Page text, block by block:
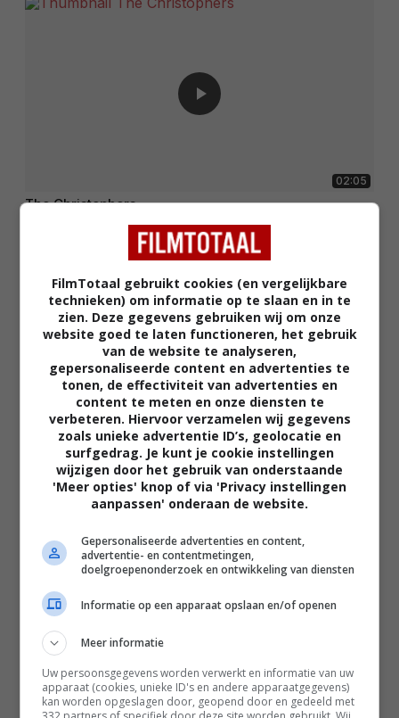
02:05
The Christophers
02:40
The Uprising
FilmTotaal gebruikt cookies (en vergelijkbare
technieken) om informatie op te slaan en in te
zien. Deze gegevens gebruiken wij om onze
website goed te laten functioneren, het gebruik
van de website te analyseren,
gepersonaliseerde content en advertenties te
tonen, de effectiviteit van advertenties en
content te meten en onze diensten te
verbeteren. Hiervoor verzamelen wij gegevens
zoals unieke advertentie ID’s, geolocatie en
surfgedrag. Je kunt je cookie instellingen
wijzigen door het gebruik van onderstaande
'Meer opties' knop of via 'Privacy instellingen
aanpassen' onderaan de website.
Gepersonaliseerde advertenties en content,
advertentie- en contentmetingen,
doelgroepenonderzoek en ontwikkeling van diensten
Informatie op een apparaat opslaan en/of openen
Meer informatie
Uw persoonsgegevens worden verwerkt en informatie van uw
apparaat (cookies, unieke ID's en andere apparaatgegevens)
kan worden opgeslagen door, geopend door en gedeeld met